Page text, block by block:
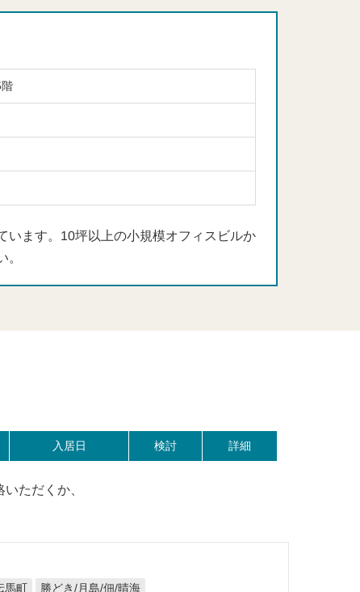
います。10坪以上の小規模オフィスビルか
入居日 検討 詳細
ただくか、
馬町 勝どき/月島/佃/晴海